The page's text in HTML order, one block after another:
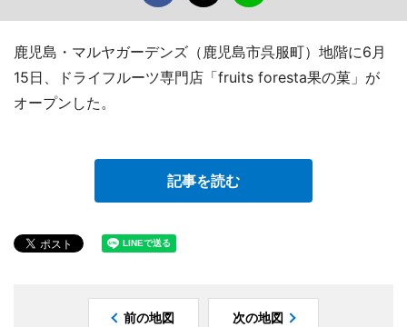
鹿児島・マルヤガーデンズ（鹿児島市呉服町）地階に6月
15日、ドライフルーツ専門店「fruits foresta果の菓」が
オープンした。
記事を読む
前の地図 次の地図